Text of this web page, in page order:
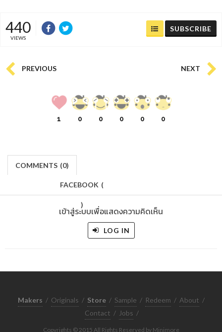
440
VIEWS
SUBSCRIBE
PREVIOUS NEXT
1 0 0 0 0 0
COMMENTS (0)
FACEBOOK (
)
เข้าสู่ระบบเพื่อแสดงความคิดเห็น
LOG IN
Makers / Originals / Store / Sample / Redeem / About /
Contact / Jobs /
Copyrights © 2015 All Rights Reserved by Minimore